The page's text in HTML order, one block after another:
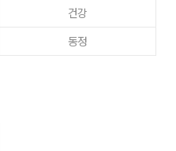
건강
동정